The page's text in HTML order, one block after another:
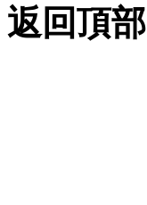
返回頂部